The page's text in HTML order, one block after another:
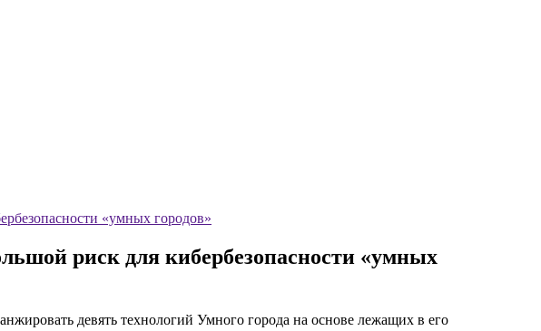
«умных городов»
риск для кибербезопасности «умных
девять технологий Умного города на основе лежащих в его